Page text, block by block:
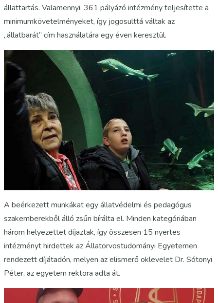
állattartás. Valamennyi, 361 pályázó intézmény teljesítette a
minimumkövetelményeket, így jogosulttá váltak az
„állatbarát” cím használatára egy éven keresztül.
A beérkezett munkákat egy állatvédelmi és pedagógus
szakemberekből álló zsűri bírálta el. Minden kategóriában
három helyezettet díjaztak, így összesen 15 nyertes
intézményt hirdettek az Állatorvostudományi Egyetemen
rendezett díjátadón, melyen az elismerő oklevelet Dr. Sótonyi
Péter, az egyetem rektora adta át.